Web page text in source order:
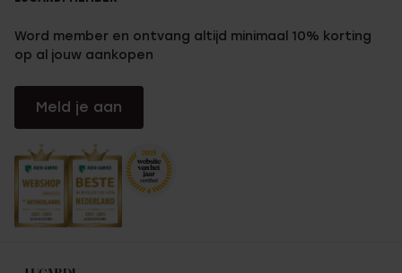
Word member en ontvang altijd minimaal 10% korting
op al jouw aankopen
Meld je aan